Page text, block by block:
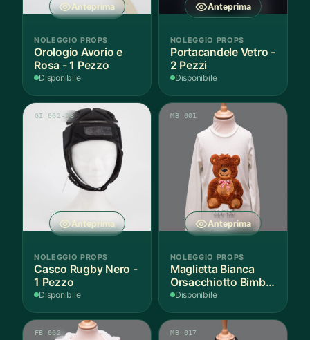
Anteprima
NOLEGGIO PROPS
Orologio Avorio e
Rosa - 1 Pezzo
Disponibile
Anteprima
NOLEGGIO PROPS
Portacandele Vetro -
2 Pezzi
Disponibile
Anteprima
GI 002-28
NOLEGGIO PROPS
Casco Rugby Nero -
1 Pezzo
Disponibile
Anteprima
MB 001
NOLEGGIO PROPS
Maglietta Bianca
Orsacchiotto Bimbo
6-7 Anni Cotone - 1
Disponibile
FB 002 MB 017